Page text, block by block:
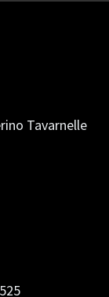
Tavarnelle